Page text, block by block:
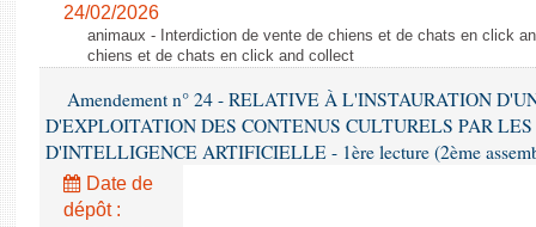
Comptes rendus des débats
24/02/2026
animaux - Interdiction de vente de chiens et de chats en click
chiens et de chats en click and collect
Amendement n° 24 - RELATIVE À L'INSTAURATION
D'EXPLOITATION DES CONTENUS CULTURELS PAR LES
D'INTELLIGENCE ARTIFICIELLE - 1ère lecture (2ème
Date de
dépôt :